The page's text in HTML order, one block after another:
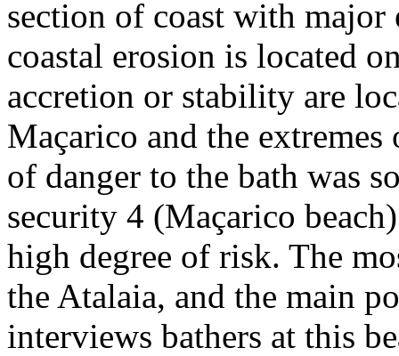
section of coast with
coastal erosion is located
accretion or stability are
Maçarico and the
of danger to the bath was
security 4 (Maçarico
high degree of risk. The
the Atalaia, and the main
interviews bathers at this